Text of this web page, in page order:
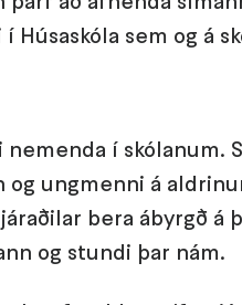
sem og á
í skólanum.
ungmenni á
bera ábyrgð á
og stundi þar nám.